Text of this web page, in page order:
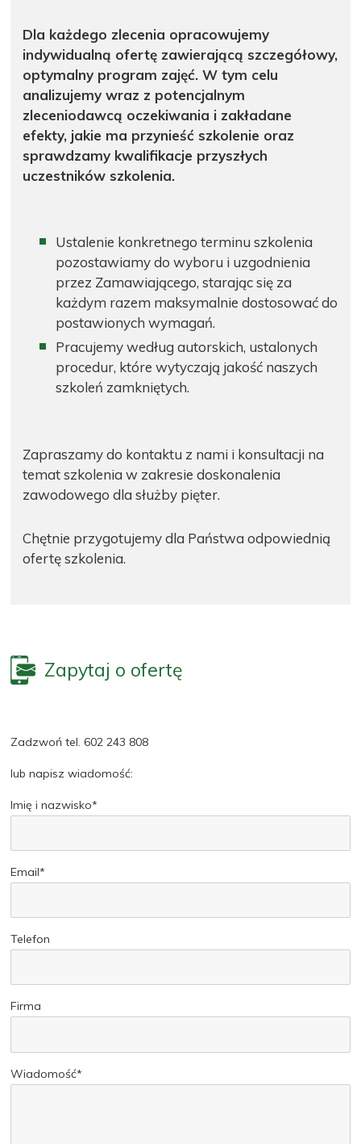
Dla każdego zlecenia opracowujemy
indywidualną ofertę zawierającą szczegółowy,
optymalny program zajęć. W tym celu
analizujemy wraz z potencjalnym
zleceniodawcą oczekiwania i zakładane
efekty, jakie ma przynieść szkolenie oraz
sprawdzamy kwalifikacje przyszłych
uczestników szkolenia.
Ustalenie konkretnego terminu szkolenia
pozostawiamy do wyboru i uzgodnienia
przez Zamawiającego, starając się za
każdym razem maksymalnie dostosować do
postawionych wymagań.
Pracujemy według autorskich, ustalonych
procedur, które wytyczają jakość naszych
szkoleń zamkniętych.
Zapraszamy do kontaktu z nami i konsultacji na
temat szkolenia w zakresie doskonalenia
zawodowego dla służby pięter.
Chętnie przygotujemy dla Państwa odpowiednią
ofertę szkolenia.
Zapytaj o ofertę
Zadzwoń tel. 602 243 808
lub napisz wiadomość:
Imię i nazwisko*
Email*
Telefon
Firma
Wiadomość*